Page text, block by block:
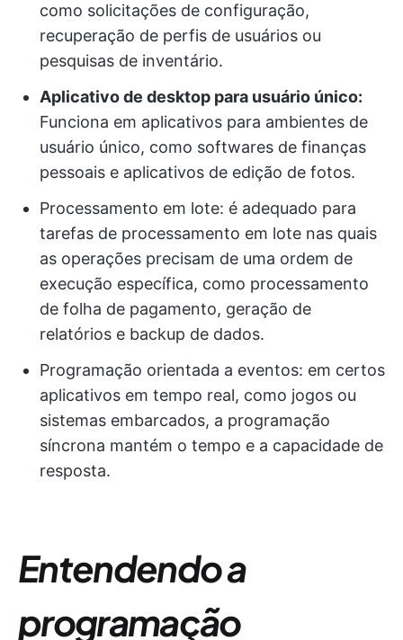
como solicitações de configuração,
recuperação de perfis de usuários ou
pesquisas de inventário.
Aplicativo de desktop para usuário único:
Funciona em aplicativos para ambientes de
usuário único, como softwares de finanças
pessoais e aplicativos de edição de fotos.
Processamento em lote: é adequado para
tarefas de processamento em lote nas quais
as operações precisam de uma ordem de
execução específica, como processamento
de folha de pagamento, geração de
relatórios e backup de dados.
Programação orientada a eventos: em certos
aplicativos em tempo real, como jogos ou
sistemas embarcados, a programação
síncrona mantém o tempo e a capacidade de
resposta.
Entendendo a
programação